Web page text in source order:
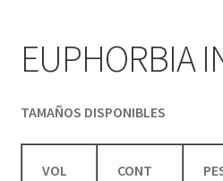
EUPHORBIA
TAMAÑOS DISPONIBLES
VOL CONT